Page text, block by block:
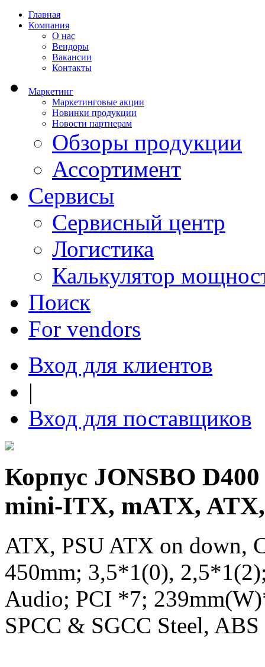
Главная
Компания
О нас
Вендоры
Вакансии
Контакты
Маркетинг
Маркетинговые акции
Новинки продукции
Новости партнерам
Обзоры продукции
Ассортимент
Сервисы
Сервисный центр
Логистика
Калькулятор
Поиск
For vendors
Вход для клиентов
|
Вход для поставщиков
Корпус JONSBO
mini-ITX, mATX,
ATX, PSU ATX on down,
450mm; 3,5*1(0),
Audio; PCI *7;
SPCC & SGCC Steel,